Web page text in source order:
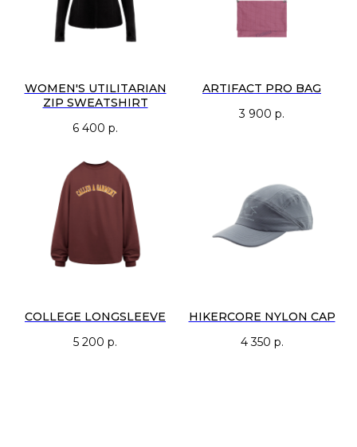
WOMEN'S UTILITARIAN
ZIP SWEATSHIRT
6 400 р.
ARTIFACT PRO BAG
3 900 р.
COLLEGE LONGSLEEVE
5 200 р.
HIKERCORE NYLON CAP
4 350 р.